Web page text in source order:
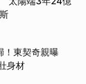
！東契奇親曝
身材